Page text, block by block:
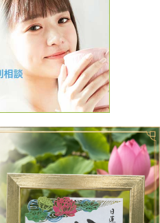
いです。 大変に図々しいこ
ワードはないでしょうか？
っているので無しでお願いし